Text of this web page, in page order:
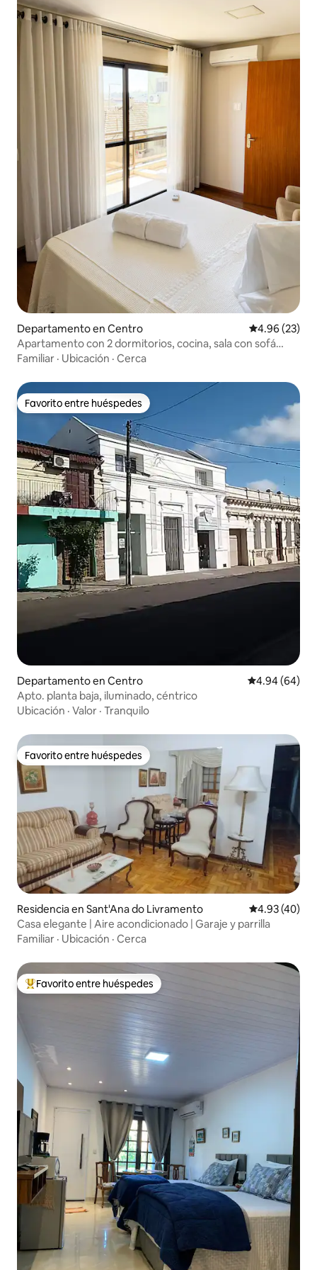
Departamento en Centro Calificación
4.96 (23)
Apartamento con 2 dormitorios, cocina, sala con sofá
cama.
Familiar · Ubicación · Cerca
Favorito entre huéspedes
Favorito entre huéspedes
Departamento en Centro Calificación
4.94 (64)
Apto. planta baja, iluminado, céntrico
Ubicación · Valor · Tranquilo
Favorito entre huéspedes
Favorito entre huéspedes
Residencia en Sant'Ana do Livramento Calificación
4.93 (40)
Casa elegante | Aire acondicionado | Garaje y parrilla
Familiar · Ubicación · Cerca
De los mejores en Favorito entre huéspedes
Favorito entre huéspedes